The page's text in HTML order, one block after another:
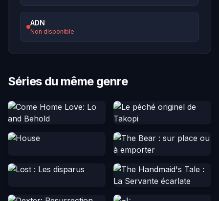
ADN
Non disponible
Séries du même genre